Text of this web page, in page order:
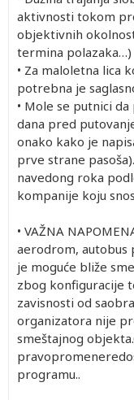
aktivnosti tokom
objektivnih
termina polazaka…)
• Za maloletna lica
potrebna je
• Mole se putnici
dana pred
onako kako je
prve strane
navedong roka
kompanije koju
• VAŽNA
aerodrom, autobus
je moguće bliže
zbog konfiguracije
zavisnosti od
organizatora nije
smeštajnog
programu..